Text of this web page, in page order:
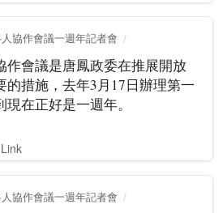
協作會議一週年記者會
作會議是唐鳳政委在推展開放
的措施，去年3月17日辦理第一
在正好是一週年。
Link
協作會議一週年記者會